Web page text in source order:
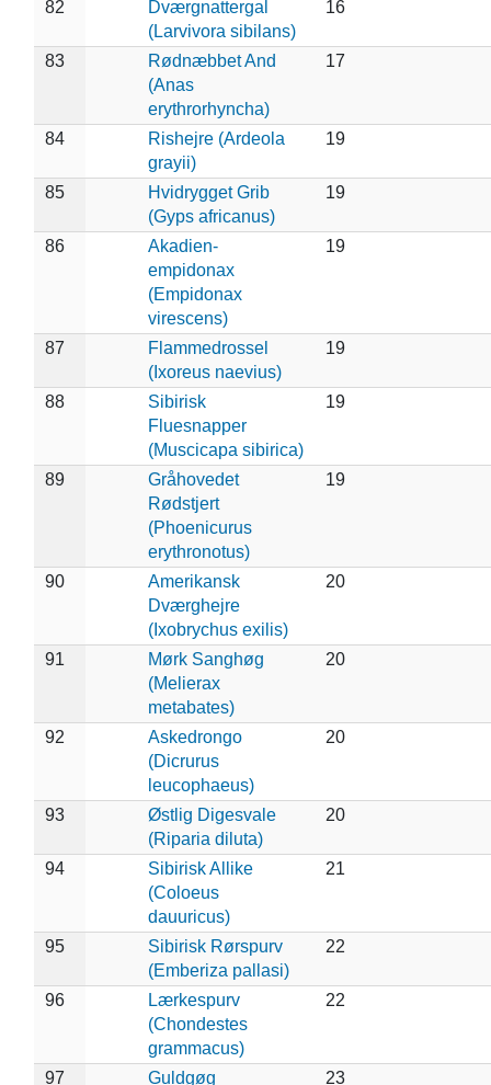
82
Dværgnattergal
(Larvivora sibilans)
16
83
Rødnæbbet And
(Anas
erythrorhyncha)
17
84
Rishejre (Ardeola
grayii)
19
85
Hvidrygget Grib
(Gyps africanus)
19
86
Akadien-
empidonax
(Empidonax
virescens)
19
87
Flammedrossel
(Ixoreus naevius)
19
88
Sibirisk
Fluesnapper
(Muscicapa sibirica)
19
89
Gråhovedet
Rødstjert
(Phoenicurus
erythronotus)
19
90
Amerikansk
Dværghejre
(Ixobrychus exilis)
20
91
Mørk Sanghøg
(Melierax
metabates)
20
92
Askedrongo
(Dicrurus
leucophaeus)
20
93
Østlig Digesvale
(Riparia diluta)
20
94
Sibirisk Allike
(Coloeus
dauuricus)
21
95
Sibirisk Rørspurv
(Emberiza pallasi)
22
96
Lærkespurv
(Chondestes
grammacus)
22
97 Guldgøg 23